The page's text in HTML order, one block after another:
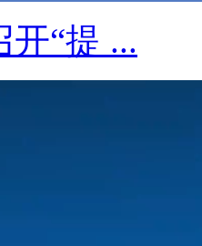
“提 ...